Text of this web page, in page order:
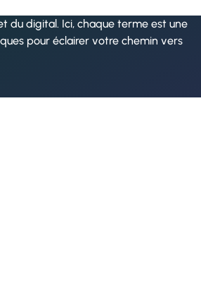
du digital. Ici, chaque terme est une
pour éclairer votre chemin vers